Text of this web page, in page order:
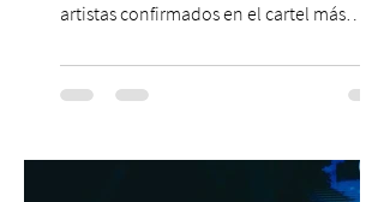
artistas confirmados en el cartel más
Chile. 14 y 15 de noviembre de 2026, Club
Hípico de Santiago. Últimos Weekend
con venta a través de Puntoticket.com
Creamfields Chile, el festival de música